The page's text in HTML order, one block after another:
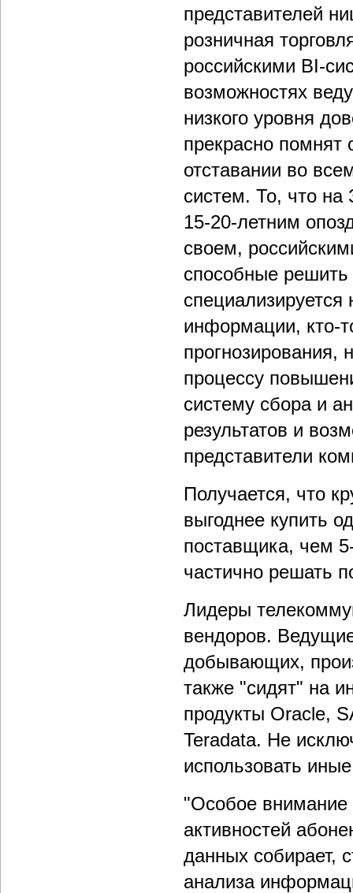
представителей
розничная
российскими BI-
возможностях
низкого уровня
прекрасно помнят
отставании во
систем. То, что
15-20-летним
своем,
способные решить
специализируется
информации, кто-
прогнозирования,
процессу
систему сбора и
результатов и
представители
Получается, что
выгоднее купить
поставщика, чем
частично решать
Лидеры
вендоров.
добывающих,
также "сидят" на
продукты Oracle,
Teradata. Не
использовать
"Особое внимание
активностей
данных собирает,
анализа